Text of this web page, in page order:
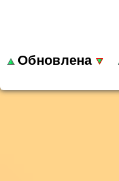
Обновлена